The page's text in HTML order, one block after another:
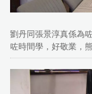
劉丹同張景淳真係為
咗時間學，好敬業，